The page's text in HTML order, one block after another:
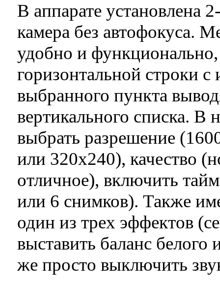
В аппарате установлена
камера без автофокуса.
удобно и
горизонтальной строки
выбранного пункта
вертикального списка. В
выбрать разрешение
или 320х240), качество
отличное), включить
или 6 снимков). Также
один из трех эффектов
выставить баланс
же просто выключить